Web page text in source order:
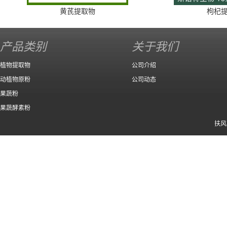
黄芪提取物 枸杞
产品类别
植物提取物
动植物原粉
果蔬粉
果蔬酵素粉
关于我们
公司介绍
公司动态
扶